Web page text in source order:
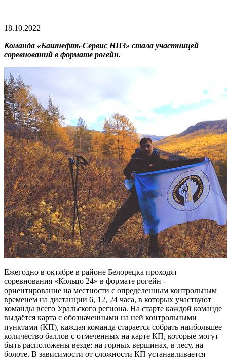
18.10.2022
Команда «Башнефть-Сервис НПЗ» стала участницей
соревнований в формате рогейн.
Ежегодно в октябре в районе Белорецка проходят
соревнования «Кольцо 24» в формате рогейн -
ориентирование на местности с определенным контрольным
временем на дистанции 6, 12, 24 часа, в которых участвуют
команды всего Уральского региона. На старте каждой команде
выдаётся карта с обозначенными на ней контрольными
пунктами (КП), каждая команда старается собрать наибольшее
количество баллов с отмеченных на карте КП, которые могут
быть расположены везде: на горных вершинах, в лесу, на
болоте. В зависимости от сложности КП устанавливается